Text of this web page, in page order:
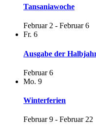
Tansaniawoche
Februar 2 - Februar 6
Fr. 6
Ausgabe der
Februar 6
Mo. 9
Winterferien
Februar 9 - Februar 22